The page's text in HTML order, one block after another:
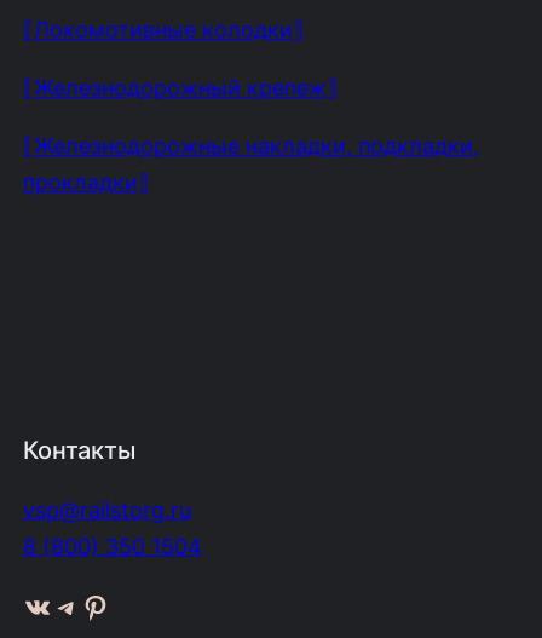
⟦Локомотивные колодки⟧
⟦Железнодорожный крепеж⟧
⟦Железнодорожные накладки, подкладки,
прокладки⟧
Контакты
vsp@railstorg.ru
8 (800) 350 1504
ВКонтакте Telegram Pinterest